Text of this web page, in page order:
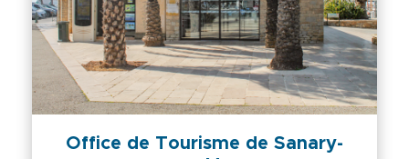
Office de Tourisme de Sanary-